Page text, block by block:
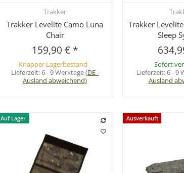
Schnellkauf
Trakker
Trakker Levelite Camo Luna
Chair
159,90 € *
Knapper Lagerbestand
Lieferzeit:6 - 9 Werktage(DE -
Ausland abweichend)
Trakker
Sleep
Sofort
Lieferzeit:6 - 9
Ausland
Auf Lager Ausverkauft